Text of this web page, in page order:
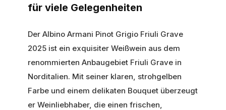
für viele Gelegenheiten
Der Albino Armani Pinot Grigio Friuli Grave
2025 ist ein exquisiter Weißwein aus dem
renommierten Anbaugebiet Friuli Grave in
Norditalien. Mit seiner klaren, strohgelben
Farbe und einem delikaten Bouquet überzeugt
er Weinliebhaber, die einen frischen,